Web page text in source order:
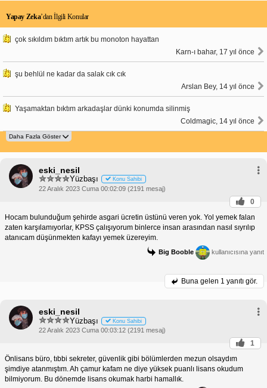
Yapay Zeka’dan İlgili Konular
çok sıkıldım bıktım artık bu monoton hayattan
Karn-ı bahar, 17 yıl önce
şu behlül ne kadar da salak cık cık
Arslan Bey, 14 yıl önce
Yaşamaktan bıktım arkadaşlar dünki konumda silinmiş
Coldmagic, 14 yıl önce
eski_nesil
Yüzbaşı Konu Sahibi
22 Aralık 2023 Cuma 00:02:09 (2191 mesaj)
0
Hocam bulunduğum şehirde asgari ücretin üstünü veren yok. Yol yemek falan
zaten karşılamıyorlar, KPSS çalışıyorum binlerce insan arasından nasıl sıyrılıp
atanıcam düşünmekten kafayı yemek üzereyim.
Big Booble kullanıcısına yanıt
Buna gelen 1 yanıtı gör.
eski_nesil
Yüzbaşı Konu Sahibi
22 Aralık 2023 Cuma 00:03:12 (2191 mesaj)
1
Önlisans büro, tıbbi sekreter, güvenlik gibi bölümlerden mezun olsaydım
şimdiye atanmıştım. Ah çamur kafam ne diye yüksek puanlı lisans okudum
bilmiyorum. Bu dönemde lisans okumak harbi hamallık.